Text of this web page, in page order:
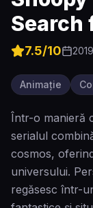
Search
7.5/10 2019
Animație
Într-o manieră
serialul
cosmos,
universului.
regăsesc într-